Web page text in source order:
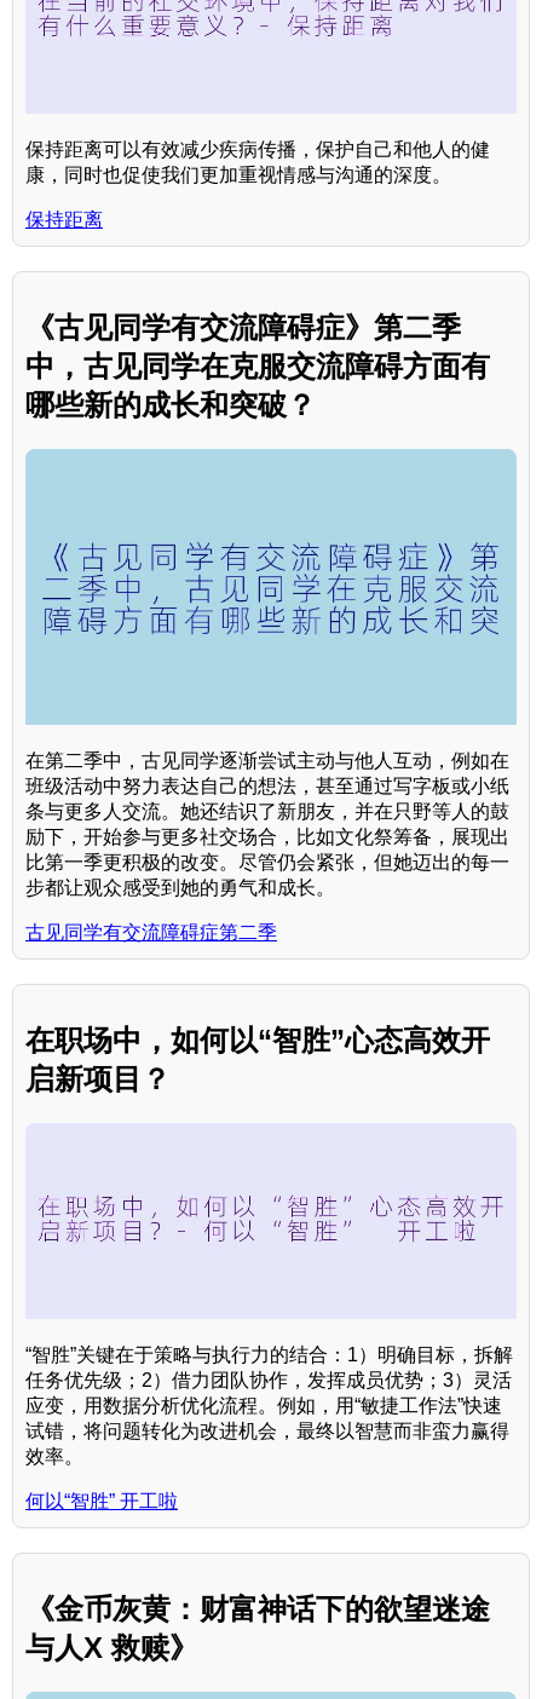
保持距离可以有效减少疾病传播，保护自己和他人的健
康，同时也促使我们更加重视情感与沟通的深度。
保持距离
《古见同学有交流障碍症》第二季
中，古见同学在克服交流障碍方面有
哪些新的成长和突破？
在第二季中，古见同学逐渐尝试主动与他人互动，例如在
班级活动中努力表达自己的想法，甚至通过写字板或小纸
条与更多人交流。她还结识了新朋友，并在只野等人的鼓
励下，开始参与更多社交场合，比如文化祭筹备，展现出
比第一季更积极的改变。尽管仍会紧张，但她迈出的每一
步都让观众感受到她的勇气和成长。
古见同学有交流障碍症第二季
在职场中，如何以“智胜”心态高效开
启新项目？
“智胜”关键在于策略与执行力的结合：1）明确目标，拆解
任务优先级；2）借力团队协作，发挥成员优势；3）灵活
应变，用数据分析优化流程。例如，用“敏捷工作法”快速
试错，将问题转化为改进机会，最终以智慧而非蛮力赢得
效率。
何以“智胜” 开工啦
《金币灰黄：财富神话下的欲望迷途
与人X 救赎》